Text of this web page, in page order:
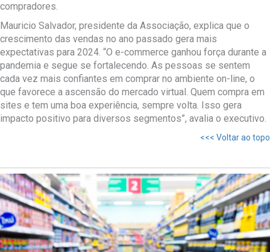
compradores.
Mauricio Salvador, presidente da Associação, explica que o
crescimento das vendas no ano passado gera mais
expectativas para 2024. “O e-commerce ganhou força durante a
pandemia e segue se fortalecendo. As pessoas se sentem
cada vez mais confiantes em comprar no ambiente on-line, o
que favorece a ascensão do mercado virtual. Quem compra em
sites e tem uma boa experiência, sempre volta. Isso gera
impacto positivo para diversos segmentos”, avalia o executivo.
<<< Voltar ao topo